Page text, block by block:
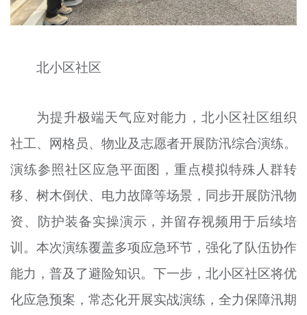
北小区社区
为提升极端天气应对能力，北小区社区组织
社工、网格员、物业及志愿者开展防汛综合演练。
演练参照社区应急平面图，重点模拟特殊人群转
移、树木倒伏、电力故障等场景，同步开展防汛物
资、防护装备实操演示，并留存视频用于后续培
训。本次演练覆盖多项应急环节，强化了队伍协作
能力，普及了避险知识。下一步，北小区社区将优
化应急预案，常态化开展实战演练，全力保障汛期